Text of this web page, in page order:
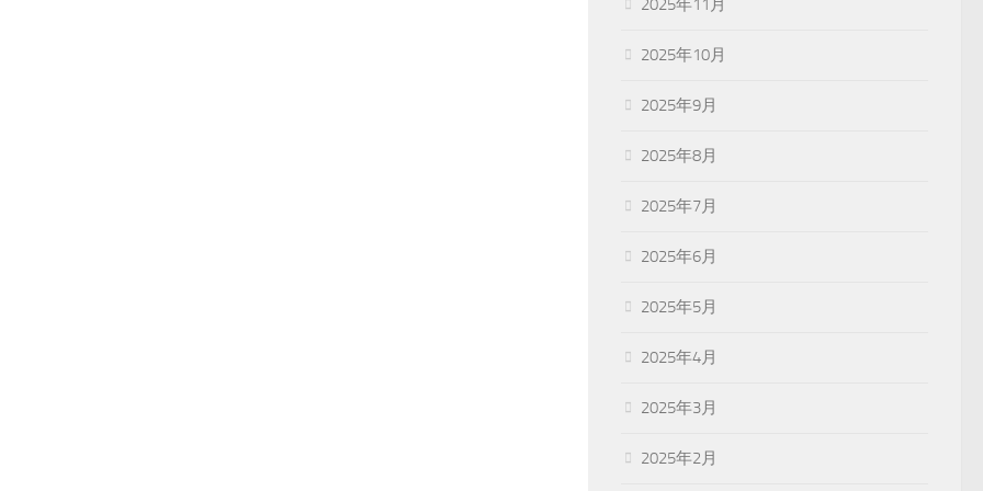
2025年11月
2025年10月
2025年9月
2025年8月
2025年7月
2025年6月
2025年5月
2025年4月
2025年3月
2025年2月